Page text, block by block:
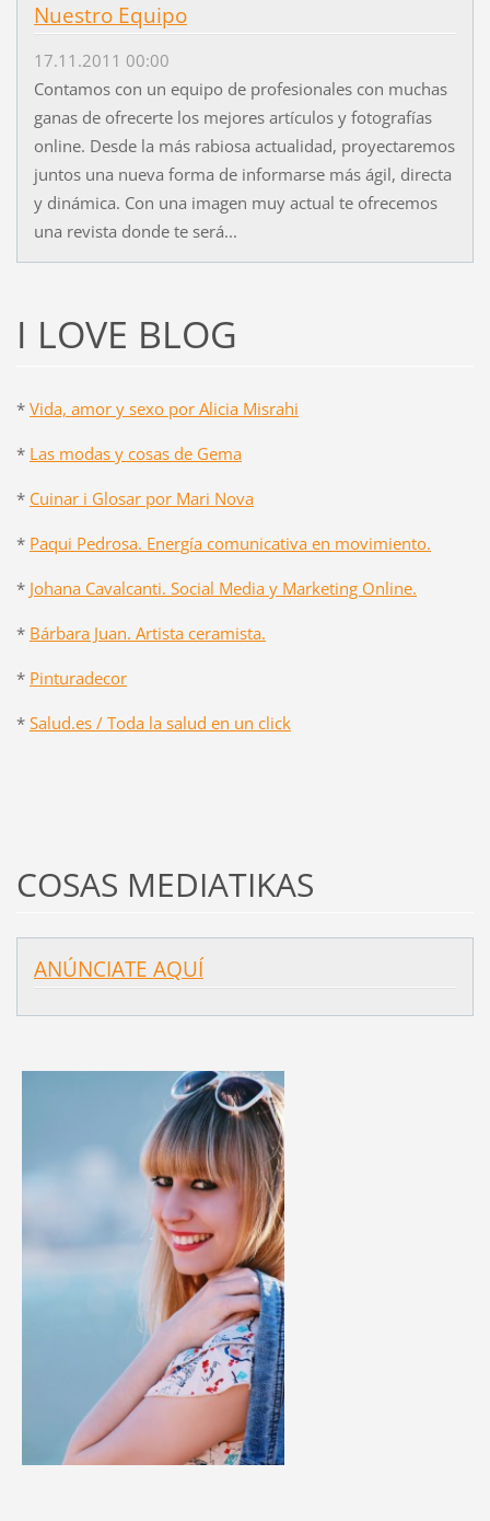
Nuestro Equipo
17.11.2011 00:00
Contamos con un equipo de profesionales con muchas
ganas de ofrecerte los mejores artículos y fotografías
online. Desde la más rabiosa actualidad, proyectaremos
juntos una nueva forma de informarse más ágil, directa
y dinámica. Con una imagen muy actual te ofrecemos
una revista donde te será...
I LOVE BLOG
* Vida, amor y sexo por Alicia Misrahi
* Las modas y cosas de Gema
* Cuinar i Glosar por Mari Nova
* Paqui Pedrosa. Energía comunicativa en movimiento.
* Johana Cavalcanti. Social Media y Marketing Online.
* Bárbara Juan. Artista ceramista.
* Pinturadecor
* Salud.es / Toda la salud en un click
COSAS MEDIATIKAS
ANÚNCIATE AQUÍ